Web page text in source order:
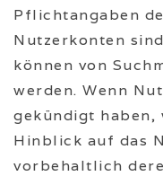
Pflichtangaben
Nutzerkonten
können von
werden. Wenn
gekündigt haben,
Hinblick auf das
vorbehaltlich